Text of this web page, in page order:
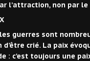
l’attraction, non par
guerres sont
crié. La paix
: c’est toujours une